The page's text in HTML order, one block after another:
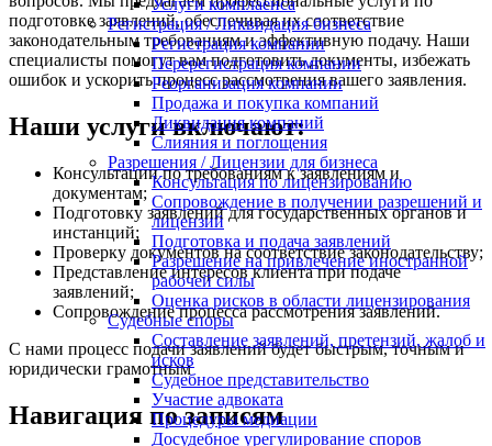
Регистрация / Ликвидация бизнеса
Регистрация компании
Перерегистрация компании
Реорганизация компании
Продажа и покупка компаний
Ликвидация компаний
Слияния и поглощения
Разрешения / Лицензии для бизнеса
Консультация по лицензированию
Сопровождение в получении разрешений и
лицензий
Подготовка и подача заявлений
Разрешение на привлечение иностранной
рабочей силы
Оценка рисков в области лицензирования
Судебные споры
Составление заявлений, претензий, жалоб и
исков
Судебное представительство
Участие адвоката
Процедуры медиации
Досудебное урегулирование споров
подготовке заявлений, обеспечивая их соответствие
законодательным требованиям и эффективную подачу. Наши
специалисты помогут вам подготовить документы, избежать
ошибок и ускорить процесс рассмотрения вашего заявления.
Наши услуги включают:
Консультации по требованиям к заявлениям и
документам;
Подготовку заявлений для государственных органов и
инстанций;
Проверку документов на соответствие законодательству;
Представление интересов клиента при подаче
заявлений;
Сопровождение процесса рассмотрения заявлений.
С нами процесс подачи заявлений будет быстрым, точным и
юридически грамотным
Навигация по записям